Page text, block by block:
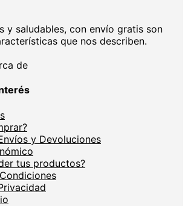
y saludables, con envío gratis son
que nos describen.
de
y Devoluciones
tus productos?